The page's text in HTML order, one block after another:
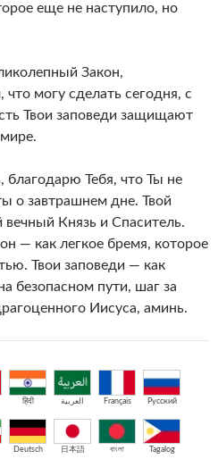
еще не наступило, но
Закон,
что могу сделать сегодня, с
Твои заповеди защищают
Тебя, что Ты не
о завтрашнем дне. Твой
Князь и Спаситель.
— как легкое бремя, которое
Твои заповеди — как
безопасном пути, шаг за
Иисуса, аминь.
हिंदी العربية Français Русский
Deutsch 日本語 বাংলা Tagalog